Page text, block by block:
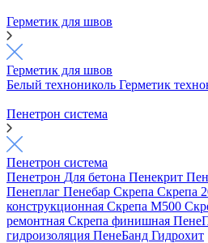
Герметик для швов
Герметик для швов
Белый технониколь Герметик
Пенетрон система
Пенетрон система
Пенетрон Для бетона Пенекрит
Пенеплаг Пенебар Скрепа Скрепа
конструкционная Скрепа М500
ремонтная Скрепа финишная
гидроизоляция ПенеБанд Гидрохит